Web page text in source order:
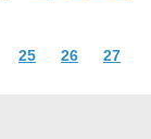
25 26
27